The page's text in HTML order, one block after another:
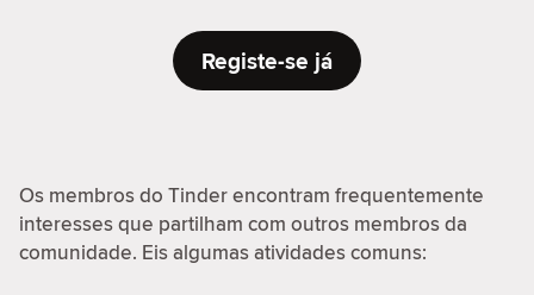
Registe-se já
Os membros do Tinder encontram frequentemente
interesses que partilham com outros membros da
comunidade. Eis algumas atividades comuns: